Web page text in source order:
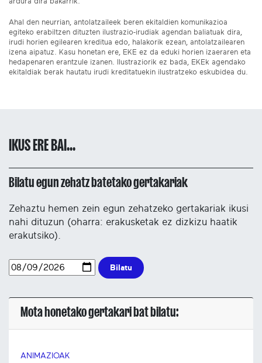
ardura dira bakarrik.
Ahal den neurrian, antolatzaileek beren ekitaldien komunikazioa
egiteko erabiltzen dituzten ilustrazio-irudiak agendan baliatuak dira,
irudi horien egilearen kreditua edo, halakorik ezean, antolatzailearen
izena aipatuz. Kasu honetan ere, EKE ez da eduki horien izaeraren eta
hedapenaren erantzule izanen. Ilustraziorik ez bada, EKEk agendako
ekitaldiak berak hautatu irudi kreditatuekin ilustratzeko eskubidea du.
IKUS ERE BAI...
Bilatu egun zehatz batetako gertakariak
Zehaztu hemen zein egun zehatzeko gertakariak ikusi
nahi dituzun (oharra: erakusketak ez dizkizu haatik
erakutsiko).
Bilatu
Mota honetako gertakari bat bilatu:
ANIMAZIOAK